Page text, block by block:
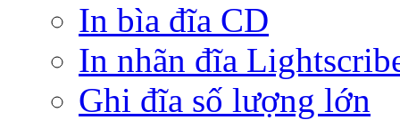
In bìa đĩa CD
In nhãn đĩa
Ghi đĩa số lượng lớn